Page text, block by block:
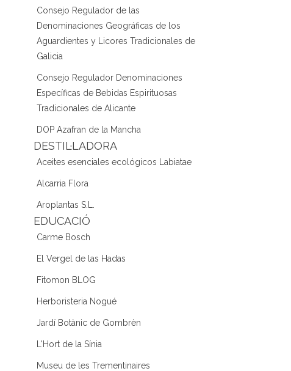
Consejo Regulador de las
Denominaciones Geográficas de los
Aguardientes y Licores Tradicionales de
Galicia
Consejo Regulador Denominaciones
Específicas de Bebidas Espirituosas
Tradicionales de Alicante
DOP Azafran de la Mancha
DESTIL·LADORA
Aceites esenciales ecológicos Labiatae
Alcarria Flora
Aroplantas S.L.
EDUCACIÓ
Carme Bosch
El Vergel de las Hadas
Fitomon BLOG
Herboristeria Nogué
Jardí Botànic de Gombrèn
L'Hort de la Sínia
Museu de les Trementinaires